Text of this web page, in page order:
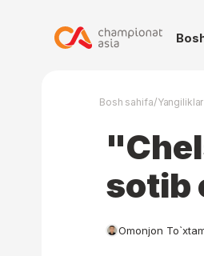
Bosh sahifa/Yangiliklar
sotib
Omonjon